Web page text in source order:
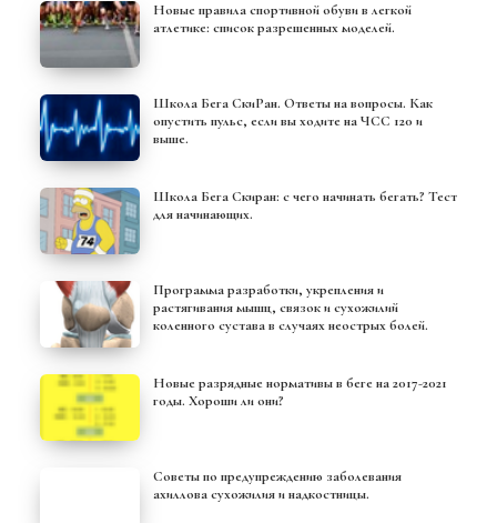
Новые правила спортивной обуви в легкой
атлетике: список разрешенных моделей.
Школа Бега СкиРан. Ответы на вопросы. Как
опустить пульс, если вы ходите на ЧСС 120 и
выше.
Школа Бега Скиран: с чего начинать бегать? Тест
для начинающих.
Программа разработки, укрепления и
растягивания мышц, связок и сухожилий
коленного сустава в случаях неострых болей.
Новые разрядные нормативы в беге на 2017-2021
годы. Хороши ли они?
Советы по предупреждению заболевания
ахиллова сухожилия и надкостницы.